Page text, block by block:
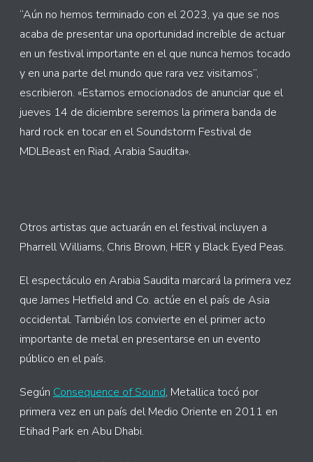
“Aún no hemos terminado con el 2023, ya que se nos
acaba de presentar una oportunidad increíble de actuar
en un festival importante en el que nunca hemos tocado
y en una parte del mundo que rara vez visitamos”,
escribieron. «Estamos emocionados de anunciar que el
jueves 14 de diciembre seremos la primera banda de
hard rock en tocar en el Soundstorm Festival de
MDLBeast en Riad, Arabia Saudita».
Otros artistas que actuarán en el festival incluyen a
Pharrell Williams, Chris Brown, HER y Black Eyed Peas.
El espectáculo en Arabia Saudita marcará la primera vez
que James Hetfield and Co. actúe en el país de Asia
occidental. También los convierte en el primer acto
importante de metal en presentarse en un evento
público en el país.
Según Consequence of Sound, Metallica tocó por
primera vez en un país del Medio Oriente en 2011 en
Etihad Park en Abu Dhabi.